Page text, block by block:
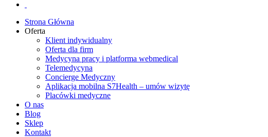
Strona Główna
Oferta
Klient indywidualny
Oferta dla firm
Medycyna pracy i platforma webmedical
Telemedycyna
Concierge Medyczny
Aplikacja mobilna S7Health – umów wizytę
Placówki medyczne
O nas
Blog
Sklep
Kontakt